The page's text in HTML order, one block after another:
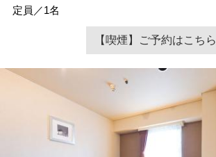
定員／1名
【喫煙】ご予約はこちら